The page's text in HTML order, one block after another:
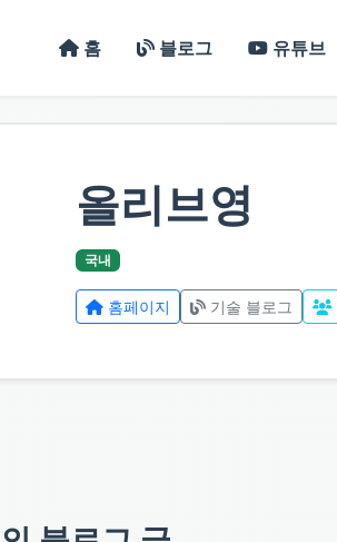
홈 블로그 유튜브
올리브영
국내
홈페이지 기술 블로그